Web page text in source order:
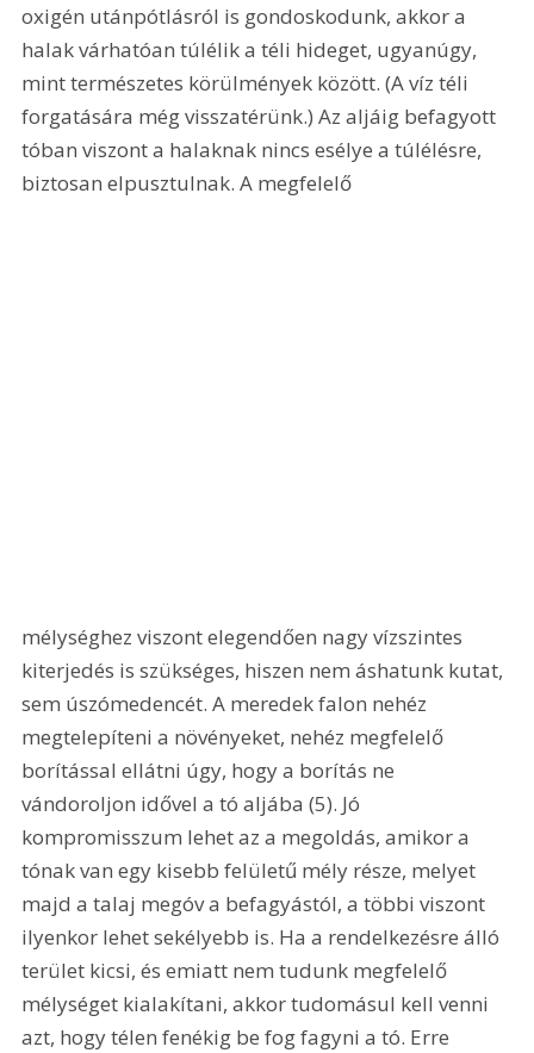
oxigén utánpótlásról is gondoskodunk, akkor a
halak várhatóan túlélik a téli hideget, ugyanúgy,
mint természetes körülmények között. (A víz téli
forgatására még visszatérünk.) Az aljáig befagyott
tóban viszont a halaknak nincs esélye a túlélésre,
biztosan elpusztulnak. A megfelelő
mélységhez viszont elegendően nagy vízszintes
kiterjedés is szükséges, hiszen nem áshatunk kutat,
sem úszómedencét. A meredek falon nehéz
megtelepíteni a növényeket, nehéz megfelelő
borítással ellátni úgy, hogy a borítás ne
vándoroljon idővel a tó aljába (5). Jó
kompromisszum lehet az a megoldás, amikor a
tónak van egy kisebb felületű mély része, melyet
majd a talaj megóv a befagyástól, a többi viszont
ilyenkor lehet sekélyebb is. Ha a rendelkezésre álló
terület kicsi, és emiatt nem tudunk megfelelő
mélységet kialakítani, akkor tudomásul kell venni
azt, hogy télen fenékig be fog fagyni a tó. Erre